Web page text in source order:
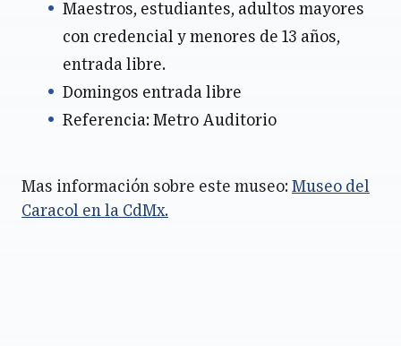
Maestros, estudiantes, adultos mayores
con credencial y menores de 13 años,
entrada libre.
Domingos entrada libre
Referencia: Metro Auditorio
Mas información sobre este museo: Museo del
Caracol en la CdMx.